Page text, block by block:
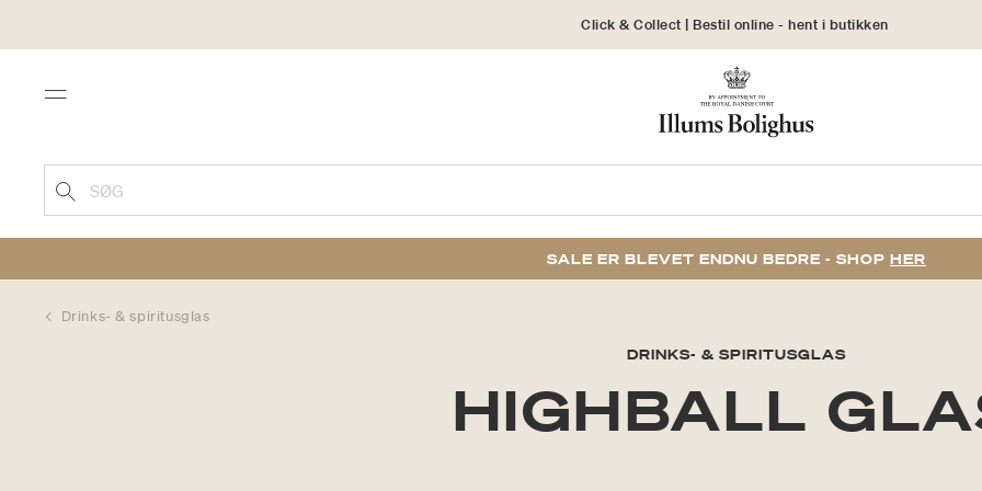
Click & Collect | Bestil online - hent i butikken
30 dages returret
Menu
SØG
SALE ER BLEVET ENDNU BEDRE - SHOP HER
Drinks- & spiritusglas
DRINKS- & SPIRITUSGLAS
HIGHBALL